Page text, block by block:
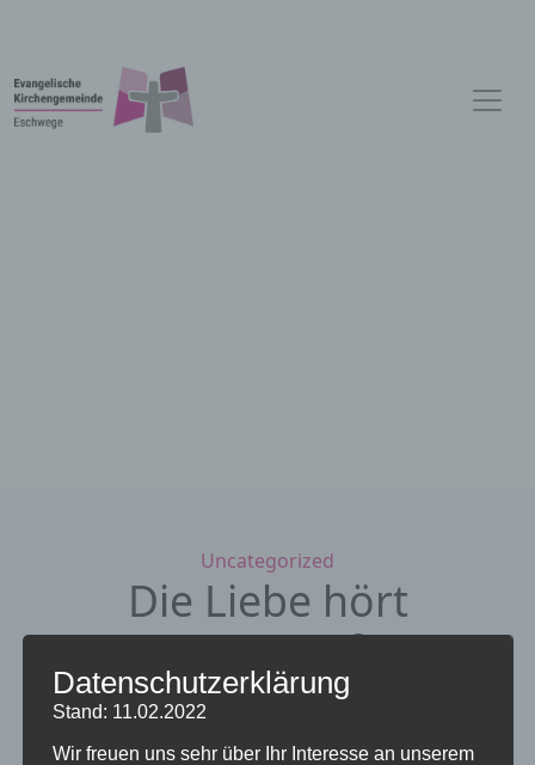
Kategorien
Uncategorized
Die Liebe hört
niemals auf …
3. Dezember 2023von Sieglinde Repp-
Jost
Datenschutzerklärung
Stand: 11.02.2022
Wir freuen uns sehr über Ihr Interesse an unserem